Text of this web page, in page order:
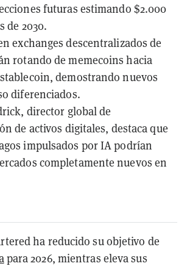
futuras estimando $2.000
de 2030.
exchanges descentralizados de
rotando de memecoins hacia
demostrando nuevos
diferenciados.
director global de
de activos digitales, destaca que
impulsados por IA podrían
completamente nuevos en
ha reducido su objetivo de
para 2026, mientras eleva sus